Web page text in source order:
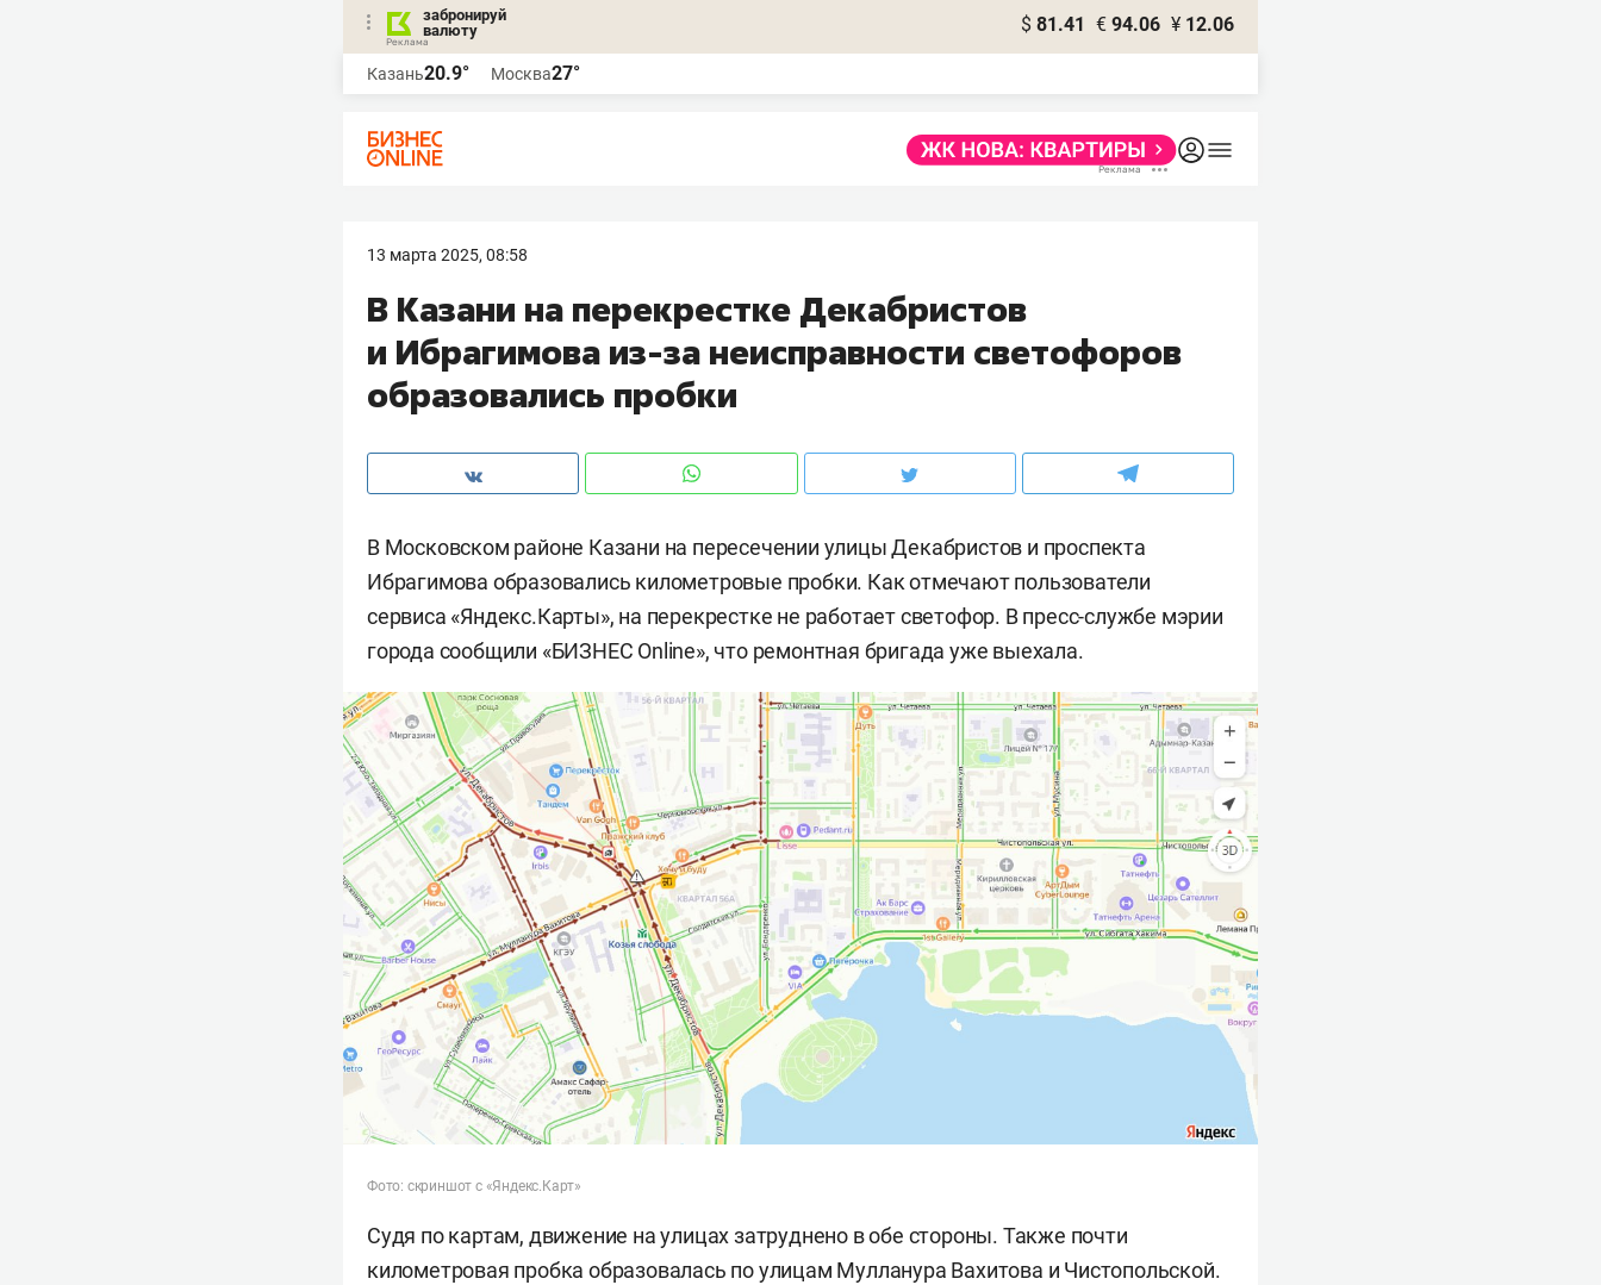
забронируй
валюту
$ 81.41 € 94.06 ¥ 12.06
Казань20.9° Москва27°
13 марта 2025, 08:58
В Казани на перекрестке Декабристов
и Ибрагимова из-за неисправности светофоров
образовались пробки
В Московском районе Казани на пересечении улицы Декабристов и проспекта
Ибрагимова образовались километровые пробки. Как отмечают пользователи
сервиса «Яндекс.Карты», на перекрестке не работает светофор. В пресс-службе мэрии
города сообщили «БИЗНЕС Online», что ремонтная бригада уже выехала.
Фото: скриншот с «Яндекс.Карт»
Судя по картам, движение на улицах затруднено в обе стороны. Также почти
километровая пробка образовалась по улицам Мулланура Вахитова и Чистопольской.